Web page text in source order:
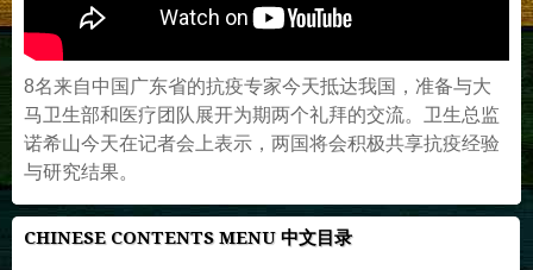
8名来自中国广东省的抗疫专家今天抵达我国，准备与大
马卫生部和医疗团队展开为期两个礼拜的交流。卫生总监
诺希山今天在记者会上表示，两国将会积极共享抗疫经验
与研究结果。
CHINESE CONTENTS MENU 中文目录